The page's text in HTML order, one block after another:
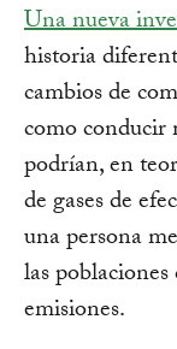
Una nueva
historia
cambios de
como conducir
podrían, en
de gases de
una persona
las
emisiones.